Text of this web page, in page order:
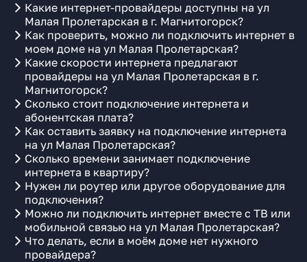
Какие интернет-провайдеры доступны на ул
Малая Пролетарская в г. Магнитогорск?
Как проверить, можно ли подключить интернет в
моем доме на ул Малая Пролетарская?
Какие скорости интернета предлагают
провайдеры на ул Малая Пролетарская в г.
Магнитогорск?
Сколько стоит подключение интернета и
абонентская плата?
Как оставить заявку на подключение интернета
на ул Малая Пролетарская?
Сколько времени занимает подключение
интернета в квартиру?
Нужен ли роутер или другое оборудование для
подключения?
Можно ли подключить интернет вместе с ТВ или
мобильной связью на ул Малая Пролетарская?
Что делать, если в моём доме нет нужного
провайдера?